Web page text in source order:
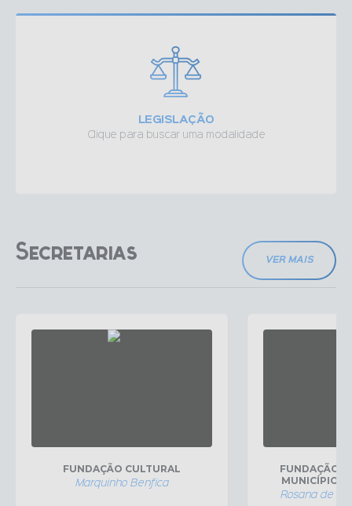
LEGISLAÇÃO
Clique para buscar uma modalidade
Secretarias VER MAIS
FUNDAÇÃO CULTURAL
Marquinho Benfica
FUNDAÇÃO
MUNICÍPIO
Rosana de